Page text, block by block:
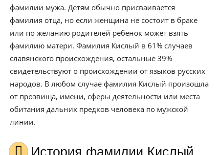
фамилии мужа. Детям обычно присваивается
фамилия отца, но если женщина не состоит в браке
или по желанию родителей ребенок может взять
фамилию матери. Фамилия Кислый в 61% случаев
славянского происхождения, остальные 39%
свидетельствуют о происхождении от языков русских
народов. В любом случае фамилия Кислый произошла
от прозвища, имени, сферы деятельности или места
обитания дальних предков человека по мужской
линии.
История фамилии Кислый